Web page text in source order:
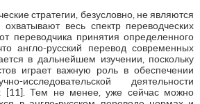
стратегии, безусловно, не являются
весь спектр переводческих
переводчика принятия определенного
англо-русский перевод современных
в дальнейшем изучении, поскольку
играет важную роль в обеспечении
исследовательской деятельности
[11]. Тем не менее, уже сейчас можно